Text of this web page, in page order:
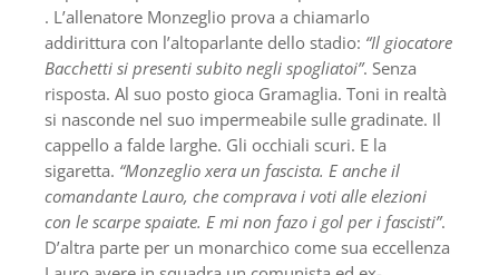
. L’allenatore Monzeglio prova a chiamarlo
addirittura con l’altoparlante dello stadio: “Il giocatore
Bacchetti si presenti subito negli spogliatoi”. Senza
risposta. Al suo posto gioca Gramaglia. Toni in realtà
si nasconde nel suo impermeabile sulle gradinate. Il
cappello a falde larghe. Gli occhiali scuri. E la
sigaretta. “Monzeglio xera un fascista. E anche il
comandante Lauro, che comprava i voti alle elezioni
con le scarpe spaiate. E mi non fazo i gol per i fascisti”.
D’altra parte per un monarchico come sua eccellenza